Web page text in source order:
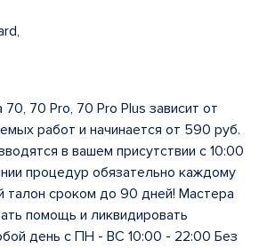
70 Pro, 70 Pro Plus зависит от
работ и начинается от 590 руб.
в вашем присутствии с 10:00
процедур обязательно каждому
талон сроком до 90 дней! Мастера
помощь и ликвидировать
день с ПН - ВС 10:00 - 22:00 Без